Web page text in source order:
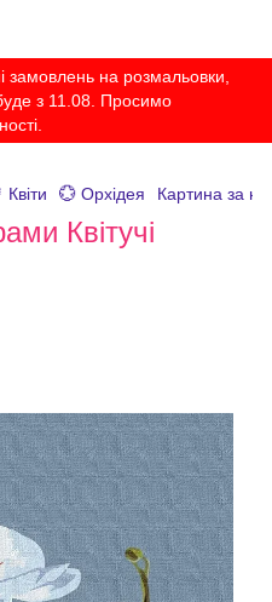
замовлень на розмальовки,
з 11.08. Просимо
Квіти 💮 Орхідея Картина за
Квітучі